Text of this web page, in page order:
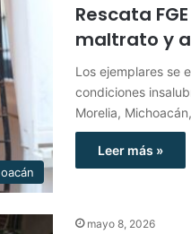
Rescata
maltrato y
Los ejemplares se
condiciones
Morelia,
Leer más »
mayo 8, 2026